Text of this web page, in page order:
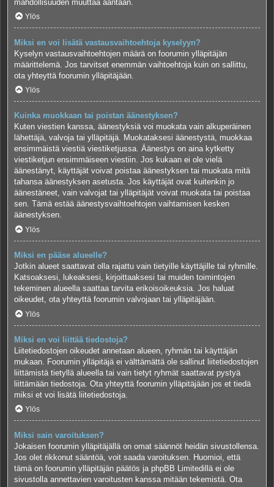
mahdollisuuden muuttaa ääntään.
Ylös
Miksi en voi lisätä vastausvaihtoehtoja kyselyyn?
Kyselyn vastausvaihtoehtojen määrä on foorumin ylläpitäjän
määrittelemä. Jos tarvitset enemmän vaihtoehtoja kuin on sallittu,
ota yhteyttä foorumin ylläpitäjään.
Ylös
Kuinka muokkaan tai poistan äänestyksen?
Kuten viestien kanssa, äänestyksiä voi muokata vain alkuperäinen
lähettäjä, valvoja tai ylläpitäjä. Muokataksesi äänestystä, muokkaa
ensimmäistä viestiä viestiketjussa. Äänestys on aina kytketty
viestiketjun ensimmäiseen viestiin. Jos kukaan ei ole vielä
äänestänyt, käyttäjät voivat poistaa äänestyksen tai muokata mitä
tahansa äänestyksen asetusta. Jos käyttäjät ovat kuitenkin jo
äänestäneet, vain valvojat tai ylläpitäjät voivat muokata tai poistaa
sen. Tämä estää äänestysvaihtoehtojen vaihtamisen kesken
äänestyksen.
Ylös
Miksi en pääse alueelle?
Jotkin alueet saattavat olla rajattu vain tietyille käyttäjille tai ryhmille.
Katsoaksesi, lukeaksesi, kirjoittaaksesi tai muiden toimintojen
tekeminen alueella saattaa tarvita erikoisoikeuksia. Jos haluat
oikeudet, ota yhteyttä foorumin valvojaan tai ylläpitäjään.
Ylös
Miksi en voi liittää tiedostoja?
Liitetiedostojen oikeudet annetaan alueen, ryhmän tai käyttäjän
mukaan. Foorumin ylläpitäjä ei välttämättä ole sallinut liitetiedostojen
liittämistä tietyllä alueella tai vain tietyt ryhmät saattavat pystyä
liittämään tiedostoja. Ota yhteyttä foorumin ylläpitäjään jos et tiedä
miksi et voi lisätä liitetiedostoja.
Ylös
Miksi sain varoituksen?
Jokaisen foorumin ylläpitäjällä on omat säännöt heidän sivustollensa.
Jos olet rikkonut sääntöä, voit saada varoituksen. Huomioi, että
tämä on foorumin ylläpitäjän päätös ja phpBB Limitedillä ei ole
sivustolla annettavien varoitusten kanssa mitään tekemistä. Ota